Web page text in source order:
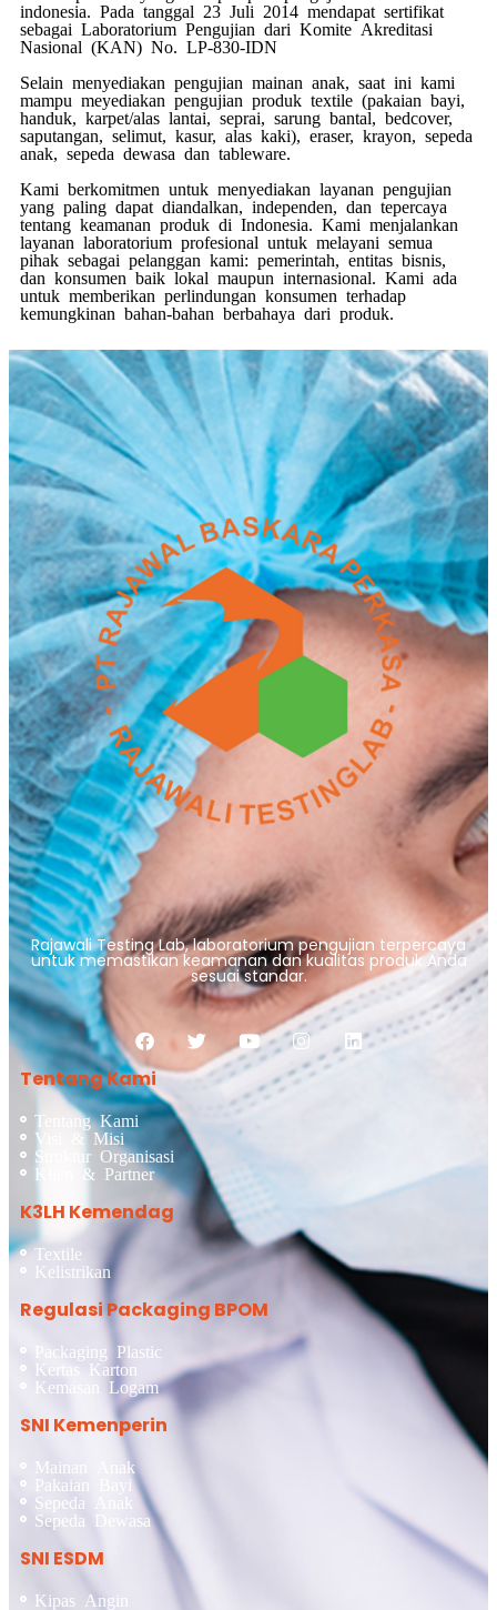
indonesia. Pada tanggal 23 Juli 2014 mendapat sertifikat
sebagai Laboratorium Pengujian dari Komite Akreditasi
Nasional (KAN) No. LP-830-IDN
Selain menyediakan pengujian mainan anak, saat ini kami
mampu meyediakan pengujian produk textile (pakaian bayi,
handuk, karpet/alas lantai, seprai, sarung bantal, bedcover,
saputangan, selimut, kasur, alas kaki), eraser, krayon, sepeda
anak, sepeda dewasa dan tableware.
Kami berkomitmen untuk menyediakan layanan pengujian
yang paling dapat diandalkan, independen, dan tepercaya
tentang keamanan produk di Indonesia. Kami menjalankan
layanan laboratorium profesional untuk melayani semua
pihak sebagai pelanggan kami: pemerintah, entitas bisnis,
dan konsumen baik lokal maupun internasional. Kami ada
untuk memberikan perlindungan konsumen terhadap
kemungkinan bahan-bahan berbahaya dari produk.
Rajawali Testing Lab, laboratorium pengujian terpercaya
untuk memastikan keamanan dan kualitas produk Anda
sesuai standar.
Tentang Kami
Tentang Kami
Visi & Misi
Struktur Organisasi
Klien & Partner
K3LH Kemendag
Textile
Kelistrikan
Regulasi Packaging BPOM
Packaging Plastic
Kertas Karton
Kemasan Logam
SNI Kemenperin
Mainan Anak
Pakaian Bayi
Sepeda Anak
Sepeda Dewasa
SNI ESDM
Kipas Angin